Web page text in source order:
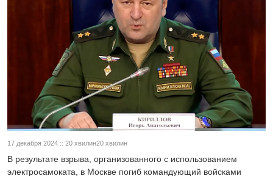
17 декабря 2024 :: 20 хвилин20 хвилин
В результате взрыва, организованного с использованием
электросамоката, в Москве погиб командующий войсками